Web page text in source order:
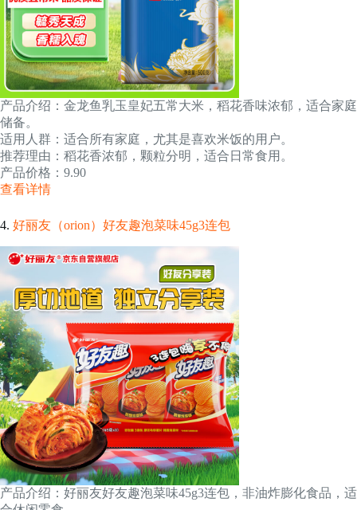
产品介绍：金龙鱼乳玉皇妃五常大米，稻花香味浓郁，适合家庭
储备。
适用人群：适合所有家庭，尤其是喜欢米饭的用户。
推荐理由：稻花香浓郁，颗粒分明，适合日常食用。
产品价格：9.90
查看详情
4. 好丽友（orion）好友趣泡菜味45g3连包
产品介绍：好丽友好友趣泡菜味45g3连包，非油炸膨化食品，适